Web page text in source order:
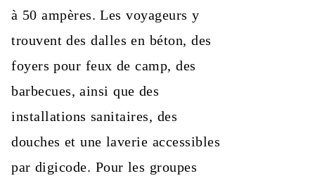
à 50 ampères. Les voyageurs y
trouvent des dalles en béton, des
foyers pour feux de camp, des
barbecues, ainsi que des
installations sanitaires, des
douches et une laverie accessibles
par digicode. Pour les groupes